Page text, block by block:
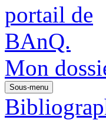
Mon
Sous-menu